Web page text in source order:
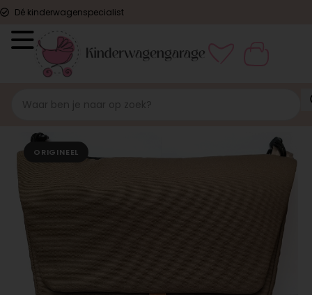
Dé kinderwagenspecialist
ORIGINEEL